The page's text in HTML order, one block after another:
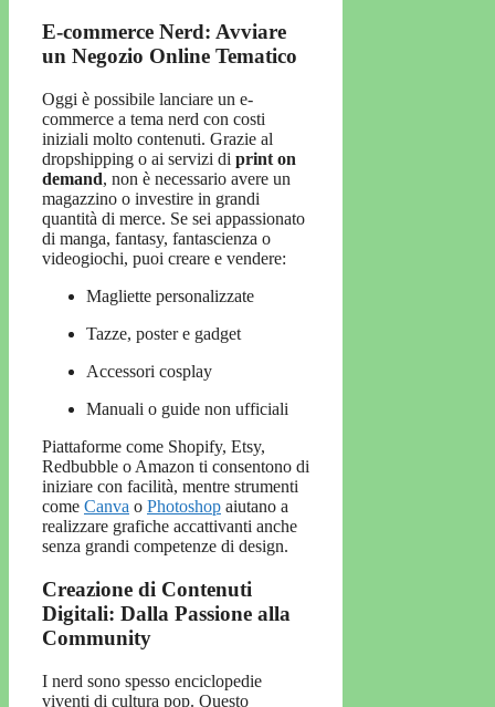
E-commerce Nerd: Avviare
un Negozio Online Tematico
Oggi è possibile lanciare un e-
commerce a tema nerd con costi
iniziali molto contenuti. Grazie al
dropshipping o ai servizi di print on
demand, non è necessario avere un
magazzino o investire in grandi
quantità di merce. Se sei appassionato
di manga, fantasy, fantascienza o
videogiochi, puoi creare e vendere:
Magliette personalizzate
Tazze, poster e gadget
Accessori cosplay
Manuali o guide non ufficiali
Piattaforme come Shopify, Etsy,
Redbubble o Amazon ti consentono di
iniziare con facilità, mentre strumenti
come Canva o Photoshop aiutano a
realizzare grafiche accattivanti anche
senza grandi competenze di design.
Creazione di Contenuti
Digitali: Dalla Passione alla
Community
I nerd sono spesso enciclopedie
viventi di cultura pop. Questo